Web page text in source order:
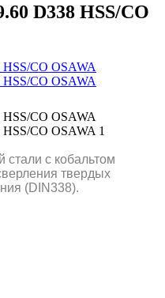
D338 HSS/CO
с кобальтом
твердых
(DIN338).